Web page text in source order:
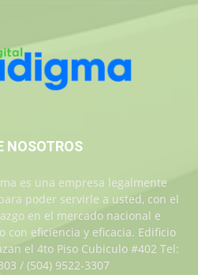
NOSOTROS
es una empresa legalmente
poder servirle a usted, con el
en el mercado nacional e
con eficiencia y eficacia. Edificio
el 4to Piso Cubiculo #402 Tel:
/ (504) 9522-3307